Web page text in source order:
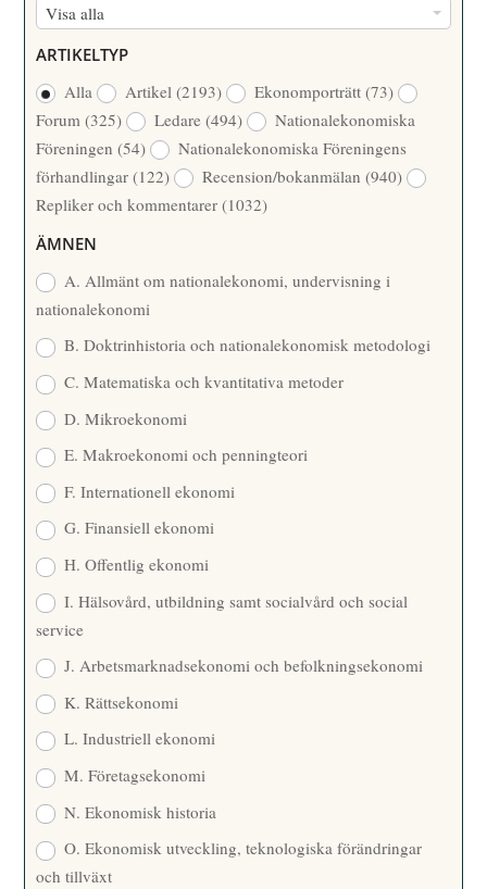
M
/
Å
R
Visa alla
R
F
A
T
T
A
R
ARTIKELTYP
Alla
Artikel(2193) Ekonomporträtt(73)
Forum(325) Ledare(494)
Nationalekonomiska
Föreningen(54)
Nationalekonomiska Föreningens
förhandlingar(122) Recension/bokanmälan(940)
Repliker och kommentarer(1032)
ÄMNEN
A. Allmänt om nationalekonomi, undervisning i
nationalekonomi
B. Doktrinhistoria och nationalekonomisk metodologi
C. Matematiska och kvantitativa metoder
D. Mikroekonomi
E. Makroekonomi och penningteori
F. Internationell ekonomi
G. Finansiell ekonomi
H. Offentlig ekonomi
I. Hälsovård, utbildning samt socialvård och social
service
J. Arbetsmarknadsekonomi och befolkningsekonomi
K. Rättsekonomi
L. Industriell ekonomi
M. Företagsekonomi
N. Ekonomisk historia
O. Ekonomisk utveckling, teknologiska förändringar
och tillväxt